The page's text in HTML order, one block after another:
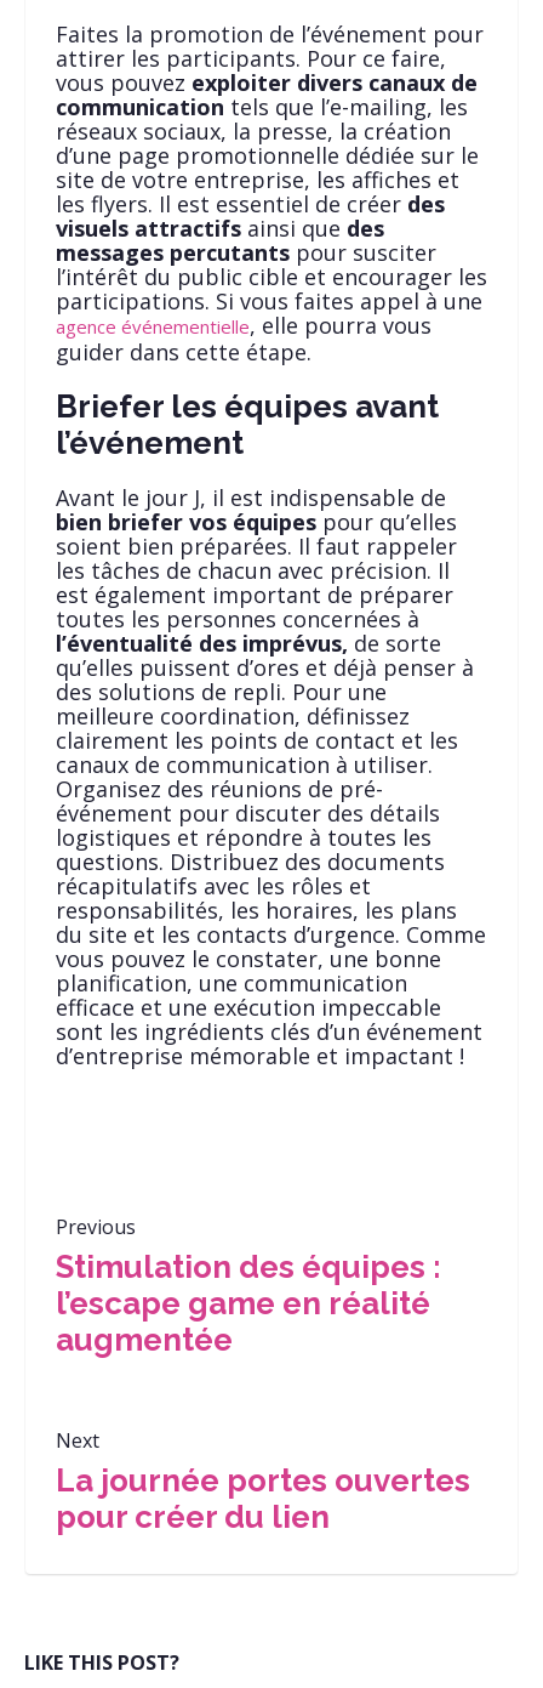
Faites la promotion de l’événement pour
attirer les participants. Pour ce faire,
vous pouvez exploiter divers canaux de
communication tels que l’e-mailing, les
réseaux sociaux, la presse, la création
d’une page promotionnelle dédiée sur le
site de votre entreprise, les affiches et
les flyers. Il est essentiel de créer des
visuels attractifs ainsi que des
messages percutants pour susciter
l’intérêt du public cible et encourager les
participations. Si vous faites appel à une
agence événementielle, elle pourra vous
guider dans cette étape.
Briefer les équipes avant
l’événement
Avant le jour J, il est indispensable de
bien briefer vos équipes pour qu’elles
soient bien préparées. Il faut rappeler
les tâches de chacun avec précision. Il
est également important de préparer
toutes les personnes concernées à
l’éventualité des imprévus, de sorte
qu’elles puissent d’ores et déjà penser à
des solutions de repli. Pour une
meilleure coordination, définissez
clairement les points de contact et les
canaux de communication à utiliser.
Organisez des réunions de pré-
événement pour discuter des détails
logistiques et répondre à toutes les
questions. Distribuez des documents
récapitulatifs avec les rôles et
responsabilités, les horaires, les plans
du site et les contacts d’urgence. Comme
vous pouvez le constater, une bonne
planification, une communication
efficace et une exécution impeccable
sont les ingrédients clés d’un événement
d’entreprise mémorable et impactant !
Previous
Stimulation des équipes :
l’escape game en réalité
augmentée
Next
La journée portes ouvertes
pour créer du lien
LIKE THIS POST?